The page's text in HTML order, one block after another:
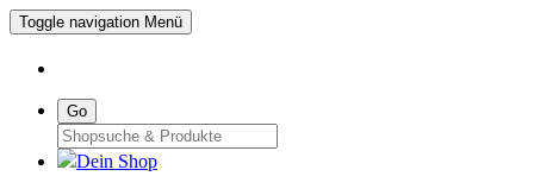
Toggle navigation Menü
Go
Dein Shop